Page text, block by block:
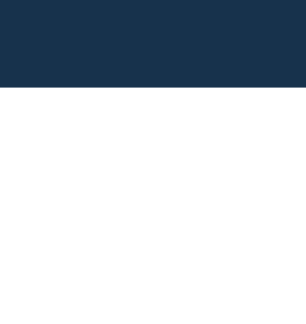
PCtech.lt ©